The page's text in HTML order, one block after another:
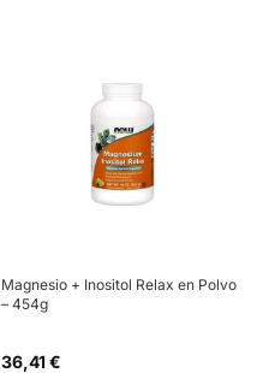
Magnesio + Inositol Relax en Polvo
– 454g
36,41 €